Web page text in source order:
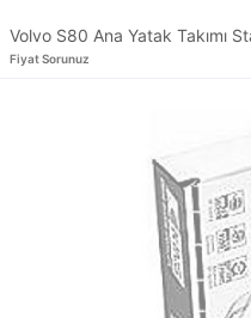
Volvo S80 Ana Yatak Takımı
Fiyat Sorunuz